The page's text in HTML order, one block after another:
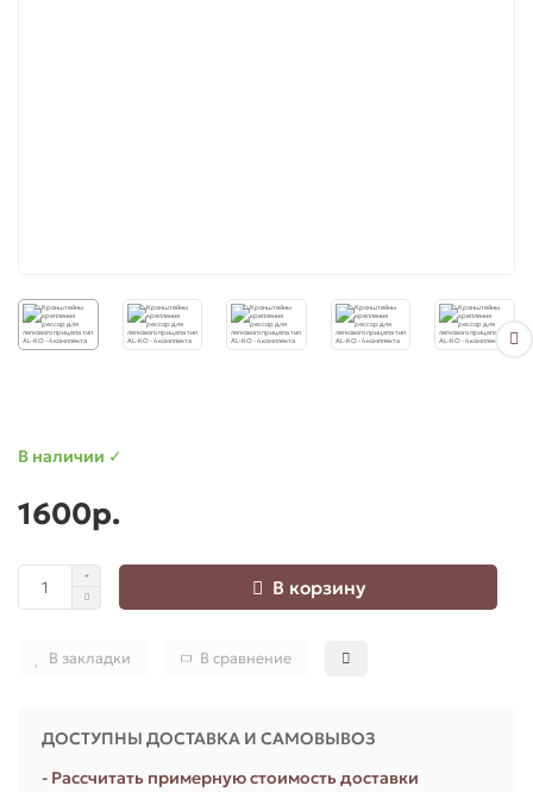
В наличии ✓
1600р.
В корзину
В закладки В сравнение
ДОСТУПНЫ ДОСТАВКА И САМОВЫВОЗ
- Рассчитать примерную стоимость доставки